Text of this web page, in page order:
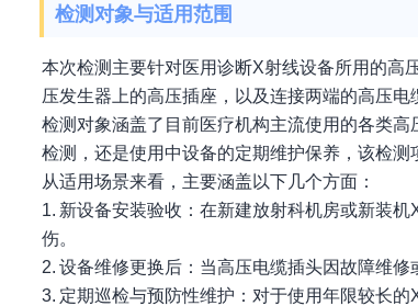
检测对象与适用范围
本次检测主要针对医用诊断X射线设备所用的高
压发生器上的高压插座，以及连接两端的高压电
检测对象涵盖了目前医疗机构主流使用的各类
检测，还是使用中设备的定期维护保养，该检测
从适用场景来看，主要涵盖以下几个方面：
1. 新设备安装验收：在新建放射科机房或新装
伤。
2. 设备维修更换后：当高压电缆插头因故障维
3. 定期巡检与预防性维护：对于使用年限较长